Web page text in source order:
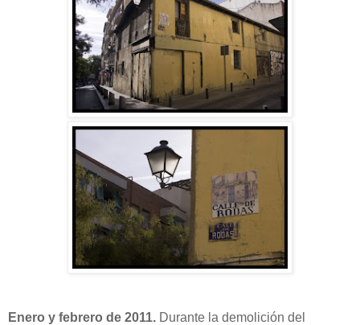
Enero y febrero de 2011. Durante la demolición del